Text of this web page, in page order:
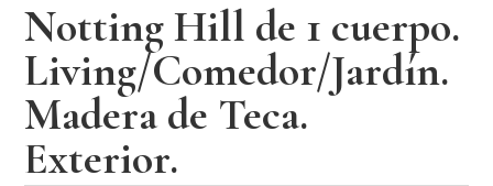
Notting Hill de 1 cuerpo.
Living/Comedor/Jardín.
Madera de Teca.
Exterior.